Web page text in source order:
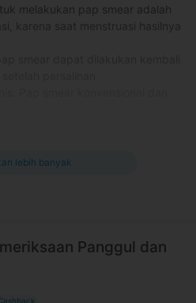
melakukan pap smear adalah
karena saat menstruasi hasilnya
mungkin terjadi
lebih banyak
Panggul dan